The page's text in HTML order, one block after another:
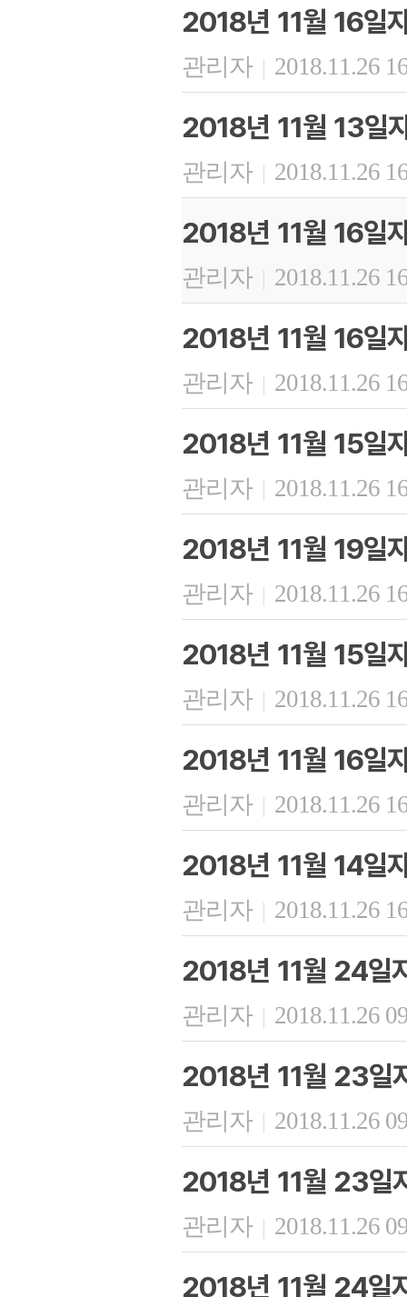
2018년 11월 16일
관리자 | 2018.11.26
2018년 11월 13일
관리자 | 2018.11.26
2018년 11월 16일
관리자 | 2018.11.26
2018년 11월 16일
관리자 | 2018.11.26
2018년 11월 15일
관리자 | 2018.11.26
2018년 11월 19일
관리자 | 2018.11.26
2018년 11월 15일
관리자 | 2018.11.26
2018년 11월 16일
관리자 | 2018.11.26
2018년 11월 14일
관리자 | 2018.11.26
2018년 11월 24일
관리자 | 2018.11.26
2018년 11월 23일
관리자 | 2018.11.26
2018년 11월 23일
관리자 | 2018.11.26
2018년 11월 24일